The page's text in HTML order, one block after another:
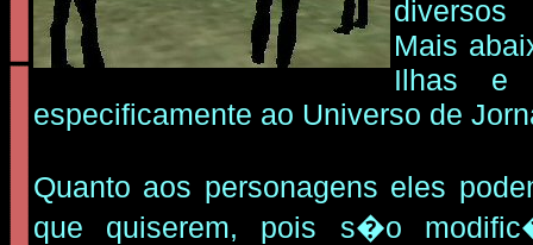
Mais
Ilhas e
especificamente ao Universo de
Quanto aos personagens eles
que quiserem, pois s�o